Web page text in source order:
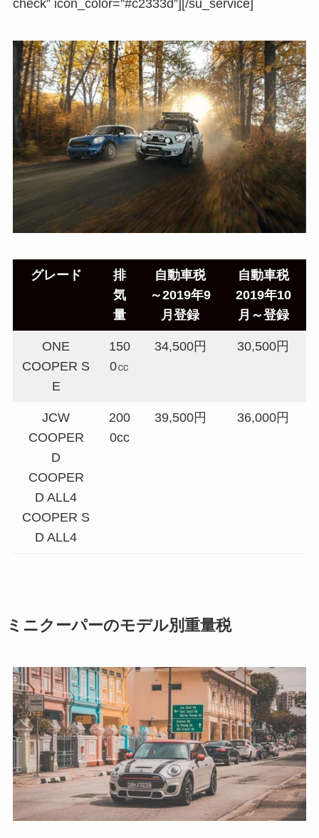
check” icon_color=”#c2333d”][/su_service]
グレード
排
気
量
自動車税
～2019年9
月登録
自動車税
2019年10
月～登録
ONE
COOPER S
E
150
0㏄
34,500円 30,500円
JCW
COOPER
D
COOPER
D ALL4
COOPER S
D ALL4
200
0cc
39,500円 36,000円
ミニクーパーのモデル別重量税